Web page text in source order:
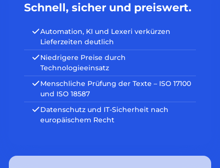
Schnell, sicher und preiswert.
Automation, KI und Lexeri verkürzen
Lieferzeiten deutlich
Niedrigere Preise durch
Technologieeinsatz
Menschliche Prüfung der Texte – ISO 17100
und ISO 18587
Datenschutz und IT-Sicherheit nach
europäischem Recht